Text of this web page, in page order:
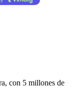
con 5 millones de